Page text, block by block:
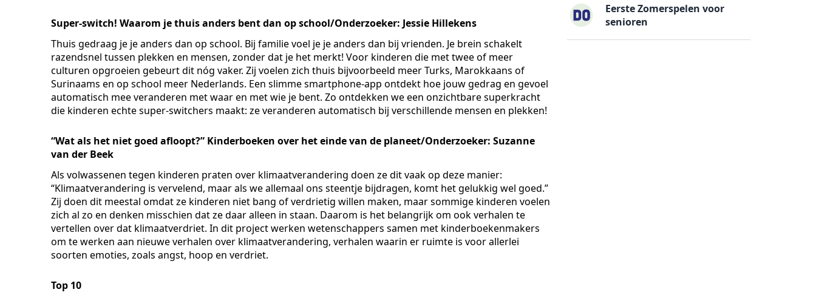
Super-switch! Waarom je thuis anders bent dan op school/Onderzoeker: Jessie Hillekens
Thuis gedraag je je anders dan op school. Bij familie voel je je anders dan bij vrienden. Je brein schakelt
razendsnel tussen plekken en mensen, zonder dat je het merkt! Voor kinderen die met twee of meer
culturen opgroeien gebeurt dit nóg vaker. Zij voelen zich thuis bijvoorbeeld meer Turks, Marokkaans of
Surinaams en op school meer Nederlands. Een slimme smartphone-app ontdekt hoe jouw gedrag en gevoel
automatisch mee veranderen met waar en met wie je bent. Zo ontdekken we een onzichtbare superkracht
die kinderen echte super-switchers maakt: ze veranderen automatisch bij verschillende mensen en plekken!
“Wat als het niet goed afloopt?” Kinderboeken over het einde van de planeet/Onderzoeker: Suzanne
van der Beek
Als volwassenen tegen kinderen praten over klimaatverandering doen ze dit vaak op deze manier:
“Klimaatverandering is vervelend, maar als we allemaal ons steentje bijdragen, komt het gelukkig wel goed.”
Zij doen dit meestal omdat ze kinderen niet bang of verdrietig willen maken, maar sommige kinderen voelen
zich al zo en denken misschien dat ze daar alleen in staan. Daarom is het belangrijk om ook verhalen te
vertellen over dat klimaatverdriet. In dit project werken wetenschappers samen met kinderboekenmakers
om te werken aan nieuwe verhalen over klimaatverandering, verhalen waarin er ruimte is voor allerlei
soorten emoties, zoals angst, hoop en verdriet.
Top 10
Eerste Zomerspelen voor
senioren